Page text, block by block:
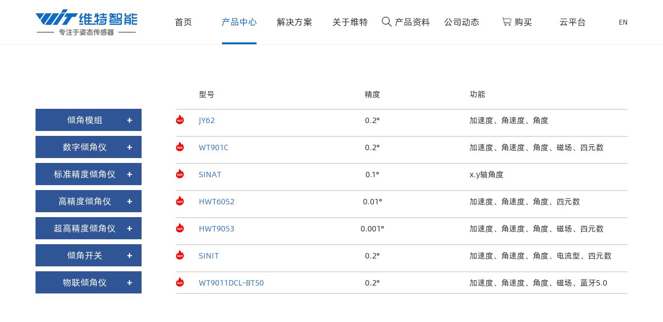
首页 产品中心 解决方案 关于维特 产品资料 公司动态 购买 云平台 EN
倾角模组 +
型号 精度 功能
JY62 0.2° 加速度、角速度、角度
数字倾角仪 + WT901C 0.2° 加速度、角速度、角度、磁场、四元数
标准精度倾角仪 + SINAT 0.1° x.y轴角度
高精度倾角仪 + HWT6052 0.01° 加速度、角速度、角度、四元数
超高精度倾角仪 + HWT9053 0.001° 加速度、角速度、角度、磁场、四元数
倾角开关 + SINIT 0.2° 加速度、角速度、角度、电流型、四元数
物联倾角仪 + WT9011DCL-BT50 0.2° 加速度、角速度、角度、磁场、蓝牙5.0